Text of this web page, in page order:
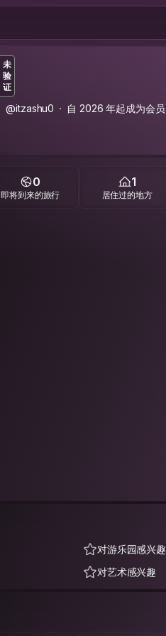
未
验
证
@itzashu0 自 2026 年起成为会员
0
即将到来的旅行
1
居住过的地方
对游乐园感兴趣
对艺术感兴趣